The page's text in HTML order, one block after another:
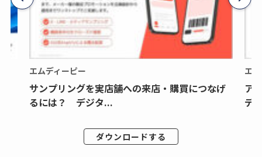
エムディーピー
サンプリングを実店舗への来店・購買につなげ
るには？ デジタ...
ダウンロードする
エ
ア
デ